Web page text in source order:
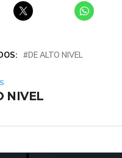
DE ALTO NIVEL
NIVEL